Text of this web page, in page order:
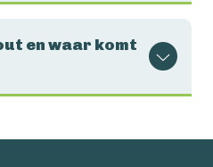
en waar komt